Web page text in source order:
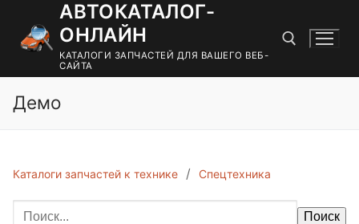
содержимому
АВТОКАТАЛОГ-
ОНЛАЙН
КАТАЛОГИ ЗАПЧАСТЕЙ ДЛЯ ВАШЕГО ВЕБ-
САЙТА
Демо
Каталоги запчастей к технике Спецтехника
Поиск